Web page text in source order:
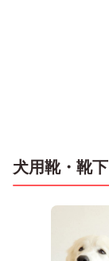
犬用靴・靴